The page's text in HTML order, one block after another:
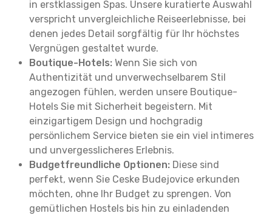
in erstklassigen Spas. Unsere kuratierte Auswahl
verspricht unvergleichliche Reiseerlebnisse, bei
denen jedes Detail sorgfältig für Ihr höchstes
Vergnügen gestaltet wurde.
Boutique-Hotels: Wenn Sie sich von
Authentizität und unverwechselbarem Stil
angezogen fühlen, werden unsere Boutique-
Hotels Sie mit Sicherheit begeistern. Mit
einzigartigem Design und hochgradig
persönlichem Service bieten sie ein viel intimeres
und unvergesslicheres Erlebnis.
Budgetfreundliche Optionen: Diese sind
perfekt, wenn Sie Ceske Budejovice erkunden
möchten, ohne Ihr Budget zu sprengen. Von
gemütlichen Hostels bis hin zu einladenden